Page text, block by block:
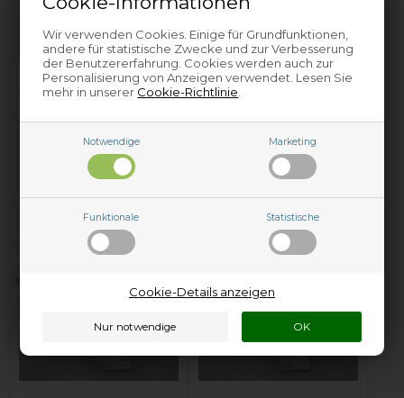
Wir verwenden Cookies. Einige für Grundfunktionen,
andere für statistische Zwecke und zur Verbesserung
der Benutzererfahrung. Cookies werden auch zur
Personalisierung von Anzeigen verwendet. Lesen Sie
mehr in unserer Cookie-Richtlinie
Notwendige Marketing
Funktionale Statistische
Cookie-Details anzeigen
Ablaufpumpe,
- 230V / 30W
64,95
Auf Lager und versandbereit
Ablaufpumpe,
- 240V/30W
77,95
Auf Lager und versandbereit